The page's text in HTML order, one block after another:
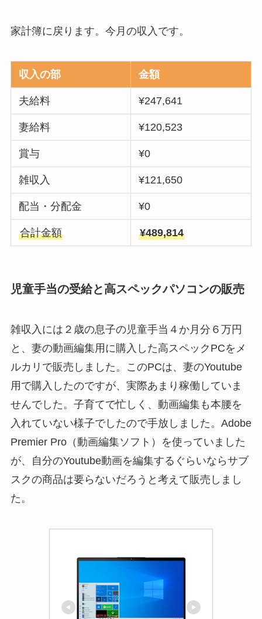
家計簿に戻ります。今月の収入です。
収入の部 金額
夫給料 ¥247,641
妻給料 ¥120,523
賞与 ¥0
雑収入 ¥121,650
配当・分配金 ¥0
合計金額 ¥489,814
児童手当の受給と高スペックパソコンの販売
雑収入には２歳の息子の児童手当４か月分６万円
と、妻の動画編集用に購入した高スペックPCをメ
ルカリで販売しました。このPCは、妻のYoutube
用で購入したのですが、実際あまり稼働していま
せんでした。子育てで忙しく、動画編集も本腰を
入れていない様子でしたので手放しました。Adobe
Premier Pro（動画編集ソフト）を使っていました
が、自分のYoutube動画を編集するぐらいならサブ
スクの商品は要らないだろうと考えて販売しまし
た。